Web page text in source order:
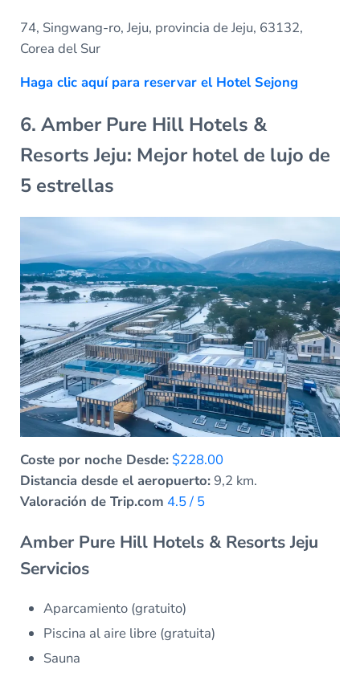
74, Singwang-ro, Jeju, provincia de Jeju, 63132,
Corea del Sur
Haga clic aquí para reservar el Hotel Sejong
6. Amber Pure Hill Hotels &
Resorts Jeju: Mejor hotel de lujo de
5 estrellas
Coste por noche Desde: $228.00
Distancia desde el aeropuerto:9,2 km.
Valoración de Trip.com 4.5 / 5
Amber Pure Hill Hotels & Resorts Jeju
Servicios
Aparcamiento (gratuito)
Piscina al aire libre (gratuita)
Sauna